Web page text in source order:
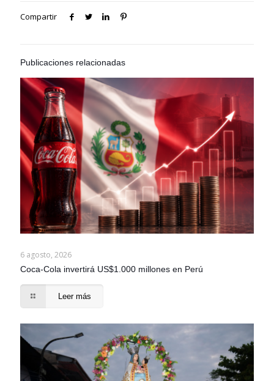
Compartir
Publicaciones relacionadas
6 agosto, 2026
Coca-Cola invertirá US$1.000 millones en Perú
Leer más